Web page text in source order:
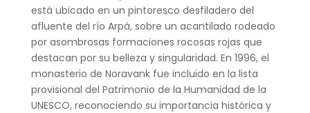
está ubicado en un pintoresco desfiladero del
afluente del río Arpá, sobre un acantilado rodeado
por asombrosas formaciones rocosas rojas que
destacan por su belleza y singularidad. En 1996, el
monasterio de Noravank fue incluido en la lista
provisional del Patrimonio de la Humanidad de la
UNESCO, reconociendo su importancia histórica y